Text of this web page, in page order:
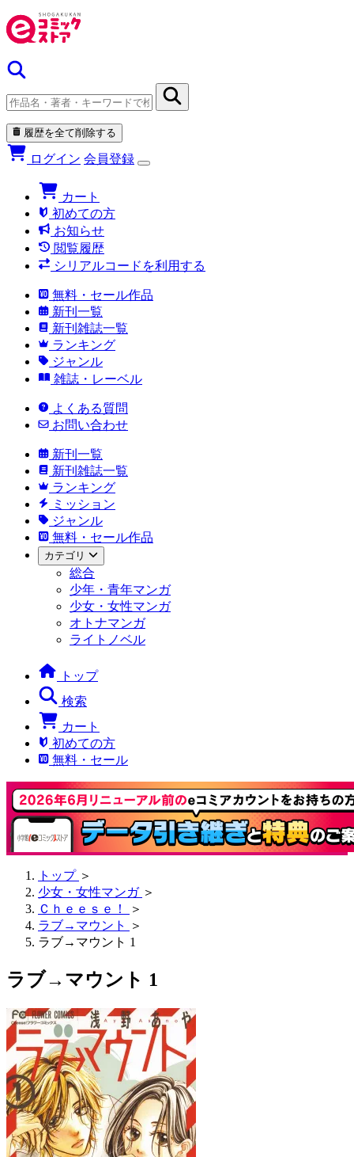
履歴を全て削除する
ログイン 会員登録
カート
初めての方
お知らせ
閲覧履歴
シリアルコードを利用する
無料・セール作品
新刊一覧
新刊雑誌一覧
ランキング
ジャンル
雑誌・レーベル
よくある質問
お問い合わせ
新刊一覧
新刊雑誌一覧
ランキング
ミッション
ジャンル
無料・セール作品
カテゴリ
総合
少年・青年マンガ
少女・女性マンガ
オトナマンガ
ライトノベル
トップ
検索
カート
初めての方
無料・セール
トップ ＞
少女・女性マンガ ＞
Ｃｈｅｅｓｅ！
＞
ラブ→マウント
＞
ラブ→マウント 1
ラブ→マウント 1